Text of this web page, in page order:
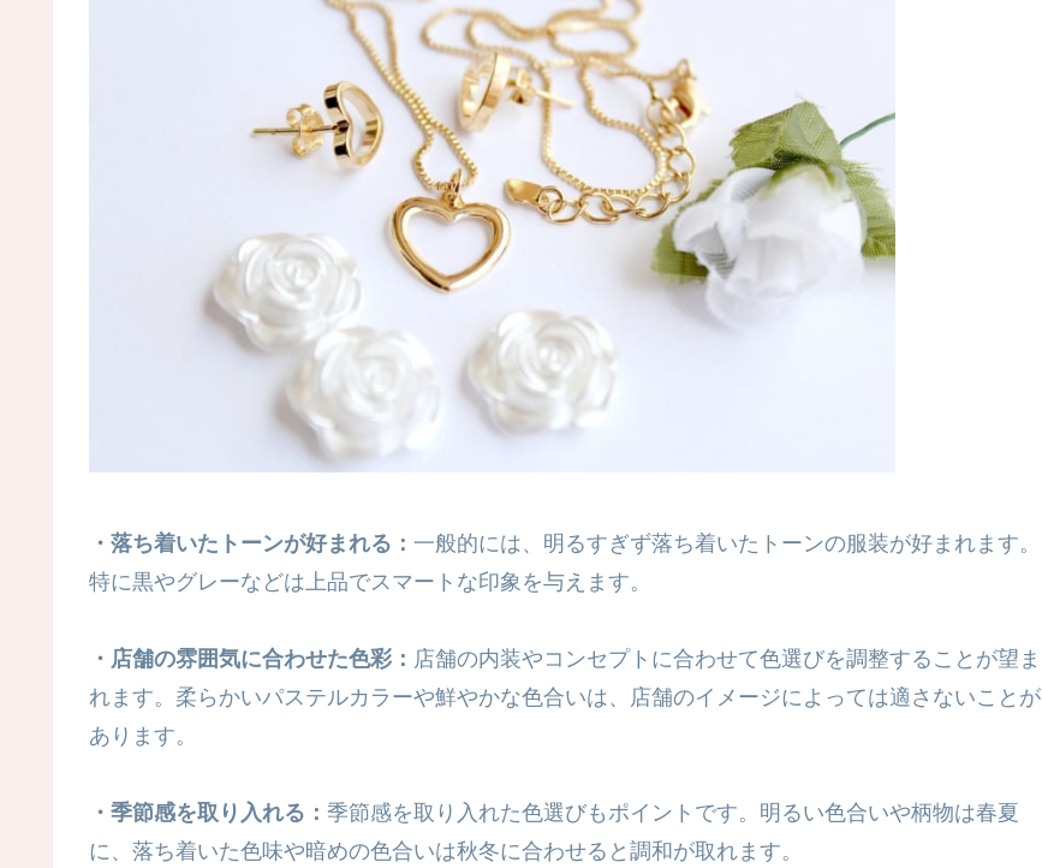
・落ち着いたトーンが好まれる： 一般的には、明るすぎず落ち着いたトーンの服装が好まれます。
特に黒やグレーなどは上品でスマートな印象を与えます。
・店舗の雰囲気に合わせた色彩： 店舗の内装やコンセプトに合わせて色選びを調整することが望ま
れます。柔らかいパステルカラーや鮮やかな色合いは、店舗のイメージによっては適さないことが
あります。
・季節感を取り入れる： 季節感を取り入れた色選びもポイントです。明るい色合いや柄物は春夏
に、落ち着いた色味や暗めの色合いは秋冬に合わせると調和が取れます。